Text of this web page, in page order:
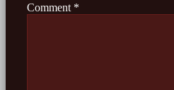
Comment *